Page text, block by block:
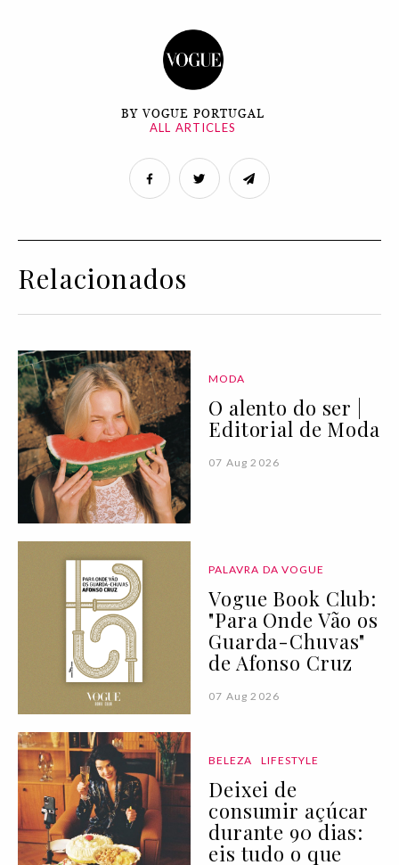
BY VOGUE PORTUGAL
ALL ARTICLES
Relacionados
MODA
O alento do ser |
Editorial de Moda
07 Aug 2026
PALAVRA DA VOGUE
Vogue Book Club:
"Para Onde Vão os
Guarda-Chuvas"
de Afonso Cruz
07 Aug 2026
BELEZA LIFESTYLE
Deixei de
consumir açúcar
durante 90 dias:
eis tudo o que